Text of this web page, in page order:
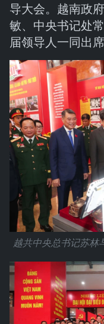
导大会。越南政
敏、中央书记处
届领导人一同出席
越共中央总书记苏林